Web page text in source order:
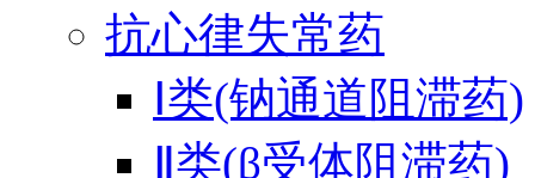
抗心律失常药
Ⅰ类(钠通道阻滞药)
Ⅱ类(β受体阻滞药)